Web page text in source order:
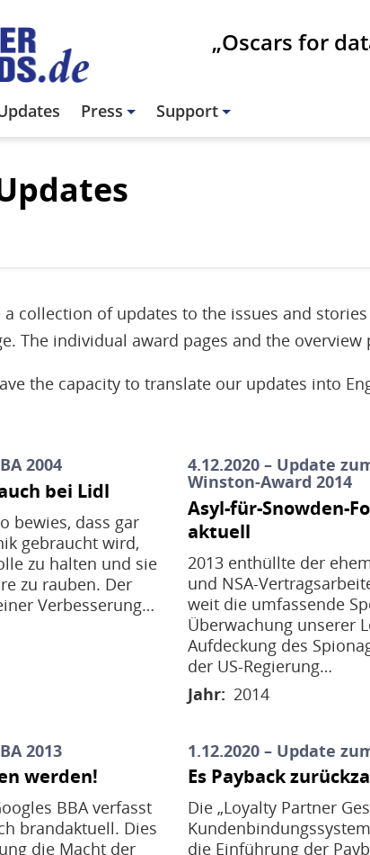
„Oscars for
Press Support
a collection of updates to the issues and
The individual award pages and the
the capacity to translate our updates into
2004
bei Lidl
bewies, dass gar
gebraucht wird,
zu halten und sie
zu rauben. Der
Verbesserung…
4.12.2020 – Update
Winston-Award 2014
Asyl-für-Snowden-
aktuell
2013 enthüllte der
und NSA-
weit die umfassende
Überwachung unserer
Aufdeckung des
der US-Regierung…
Jahr
2014
2013
werden!
BBA verfasst
brandaktuell. Dies
die Macht der
1.12.2020 – Update
Es Payback
Die „Loyalty Partner
die Einführung der